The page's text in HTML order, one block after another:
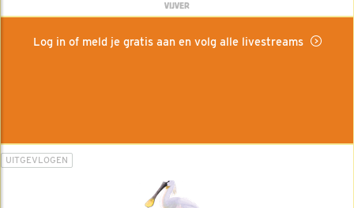
VIJVER
Log in of meld je gratis aan en volg alle livestreams
UITGEVLOGEN